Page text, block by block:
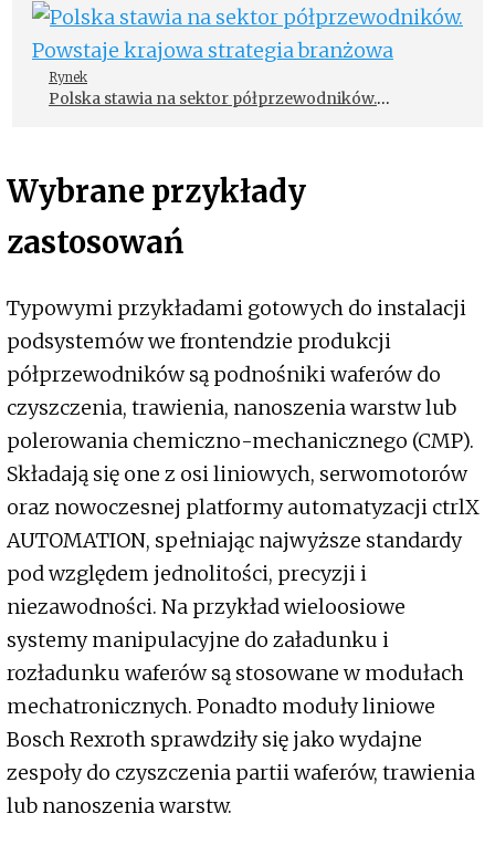
przekaźników
Rynek
Polska stawia na sektor półprzewodników.
Wybrane przykłady
zastosowań
Typowymi przykładami gotowych do instalacji
podsystemów we frontendzie produkcji
półprzewodników są podnośniki waferów do
czyszczenia, trawienia, nanoszenia warstw lub
polerowania chemiczno-mechanicznego (CMP).
Składają się one z osi liniowych, serwomotorów
oraz nowoczesnej platformy automatyzacji ctrlX
AUTOMATION, spełniając najwyższe standardy
pod względem jednolitości, precyzji i
niezawodności. Na przykład wieloosiowe
systemy manipulacyjne do załadunku i
rozładunku waferów są stosowane w modułach
mechatronicznych. Ponadto moduły liniowe
Bosch Rexroth sprawdziły się jako wydajne
zespoły do czyszczenia partii waferów, trawienia
lub nanoszenia warstw.